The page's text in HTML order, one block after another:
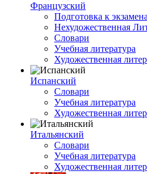
Французский
Подготовка к
Нехудожественная
Словари
Учебная литература
Художественная
Испанский
Словари
Учебная литература
Художественная
Итальянский
Словари
Учебная литература
Художественная